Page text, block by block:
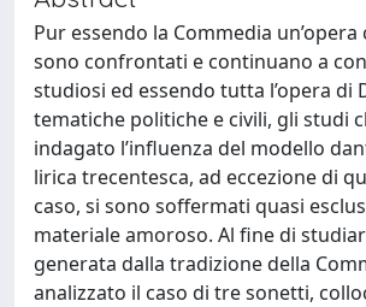
Pur essendo la Commedia un’opera
sono confrontati e continuano a
studiosi ed essendo tutta l’opera di
tematiche politiche e civili, gli studi
indagato l’influenza del modello
lirica trecentesca, ad eccezione di
caso, si sono soffermati quasi
materiale amoroso. Al fine di
generata dalla tradizione della
analizzato il caso di tre sonetti,